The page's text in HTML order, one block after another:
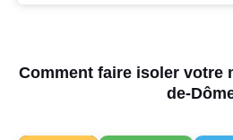
Comment faire isoler votre
de-